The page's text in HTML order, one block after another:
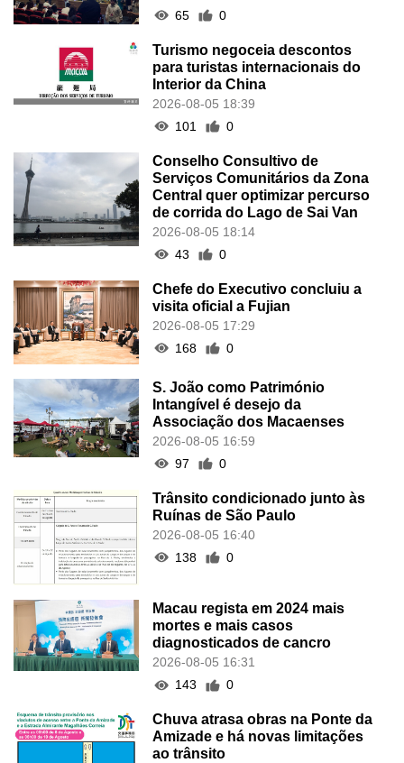
65 0
Turismo negoceia descontos
para turistas internacionais do
Interior da China
2026-08-05 18:39
101
0
Conselho Consultivo de
Serviços Comunitários da Zona
Central quer optimizar percurso
de corrida do Lago de Sai Van
2026-08-05 18:14
43
0
Chefe do Executivo concluiu a
visita oficial a Fujian
2026-08-05 17:29
168
0
S. João como Património
Intangível é desejo da
Associação dos Macaenses
2026-08-05 16:59
97
0
Trânsito condicionado junto às
Ruínas de São Paulo
2026-08-05 16:40
138
0
Macau regista em 2024 mais
mortes e mais casos
diagnosticados de cancro
2026-08-05 16:31
143
0
Chuva atrasa obras na Ponte da
Amizade e há novas limitações
ao trânsito